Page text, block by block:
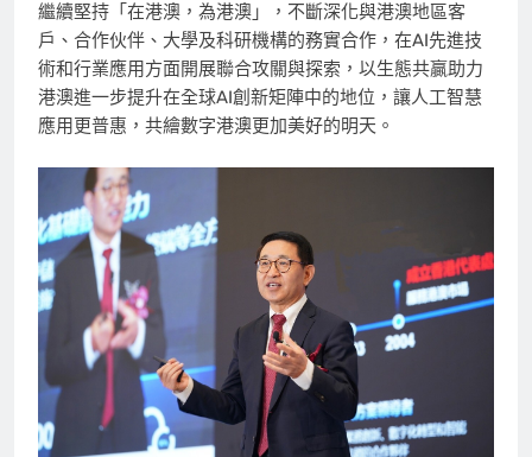
繼續堅持「在港澳，為港澳」，不斷深化與港澳地區客
戶、合作伙伴、大學及科研機構的務實合作，在AI先進技
術和行業應用方面開展聯合攻關與探索，以生態共贏助力
港澳進一步提升在全球AI創新矩陣中的地位，讓人工智慧
應用更普惠，共繪數字港澳更加美好的明天。